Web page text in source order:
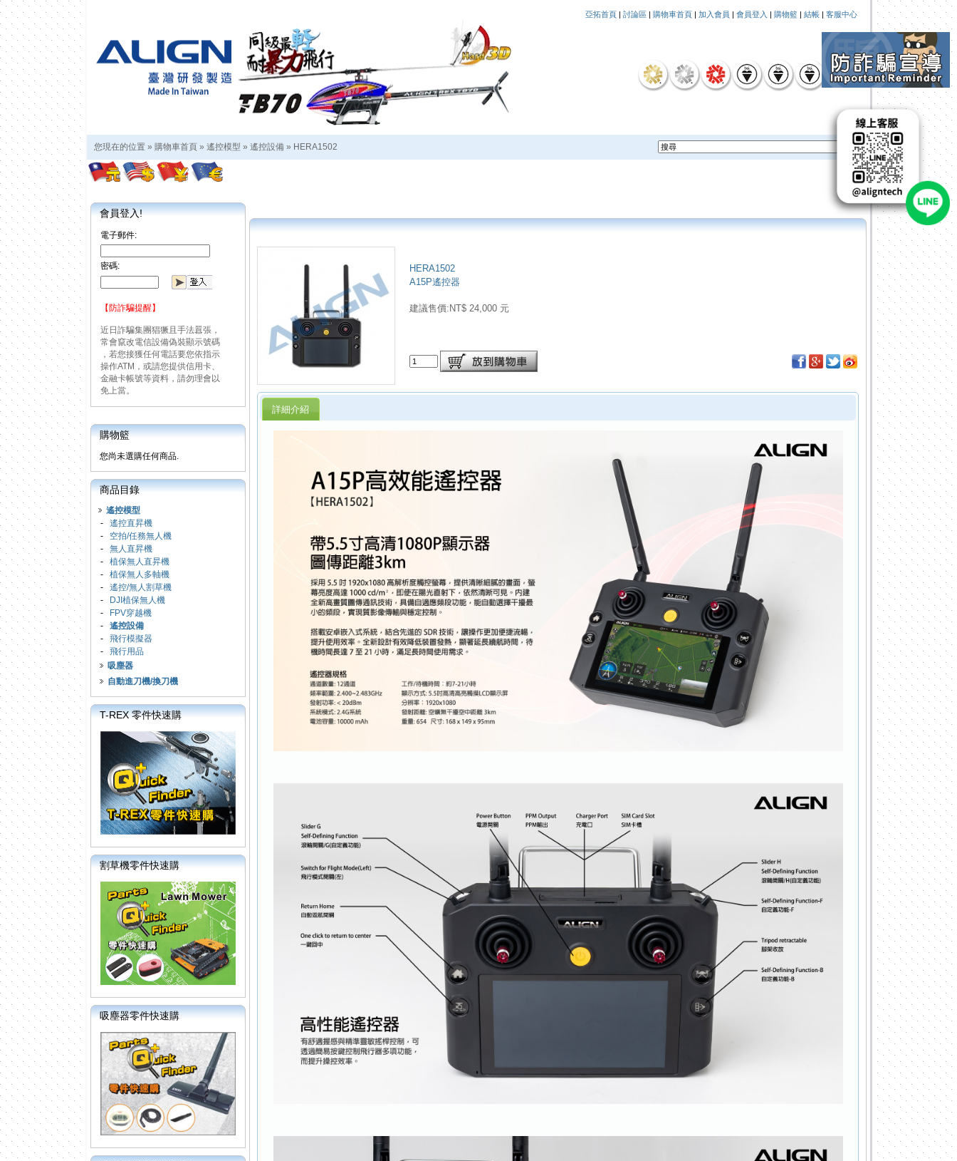
亞拓首頁 | 討論區 | 購物車首頁 | 加入會員 | 會員登入 | 購物籃 | 結帳 | 客服中心
您現在的位置 » 購物車首頁 » 遙控模型 » 遙控設備 » HERA1502
會員登入!
電子郵件:
密碼:
【防詐騙提醒】
近日詐騙集團猖獗且手法囂張，
常會竄改電信設備偽裝顯示號碼
，若您接獲任何電話要您依指示
操作ATM，或請您提供信用卡、
金融卡帳號等資料，請勿理會以
免上當。
購物籃
您尚未選購任何商品.
商品目錄
遙控模型
- 遙控直昇機
- 空拍/任務無人機
- 無人直昇機
- 植保無人直昇機
- 植保無人多軸機
- 遙控/無人割草機
-
DJI植保無人機
-
FPV穿越機
- 遙控設備
- 飛行模擬器
- 飛行用品
吸塵器
自動進刀機/換刀機
T-REX 零件快速購
割草機零件快速購
吸塵器零件快速購
HERA1502
A15P遙控器
建議售價:NT$ 24,000 元
詳細介紹